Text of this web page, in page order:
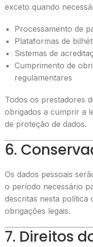
exceto quando
Processamento de
Plataformas de
Sistemas de
Cumprimento de
regulamentares
Todos os prestadores
obrigados a cumprir a
de proteção de dados.
6.
Os dados pessoais
o período necessário
descritas nesta política
obrigações legais.
7. Direitos